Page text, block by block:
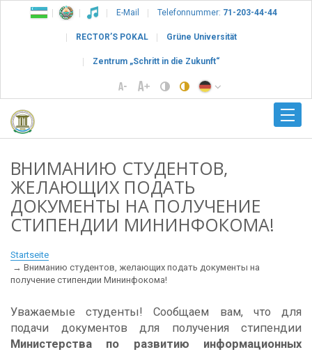
E-Mail Telefonnummer: 71-203-44-44
RECTOR’S POKAL Grüne Universität
Zentrum „Schritt in die Zukunft“
ВНИМАНИЮ СТУДЕНТОВ,
ЖЕЛАЮЩИХ ПОДАТЬ
ДОКУМЕНТЫ НА ПОЛУЧЕНИЕ
СТИПЕНДИИ МИНИНФОКОМА!
Startseite
Вниманию студентов, желающих подать документы на
получение стипендии Мининфокома!
Уважаемые студенты! Сообщаем вам, что для
подачи документов для получения стипендии
Министерства по развитию информационных